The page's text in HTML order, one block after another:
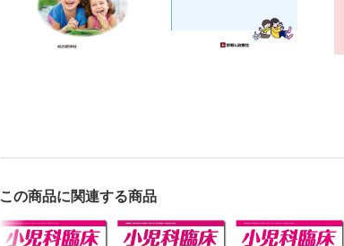
この商品に関連する商品